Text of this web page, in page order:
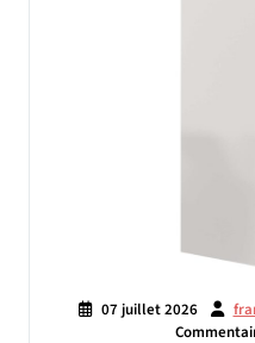
07 juillet 2026